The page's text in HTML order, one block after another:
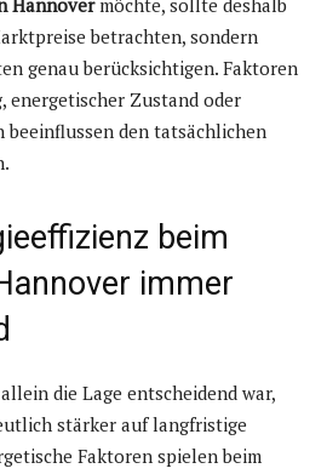
Hannovermöchte, sollte deshalb
betrachten, sondern
genau berücksichtigen. Faktoren
energetischer Zustand oder
beeinflussen den tatsächlichen
beim
immer
die Lage entscheidend war,
stärker auf langfristige
Faktoren spielen beim